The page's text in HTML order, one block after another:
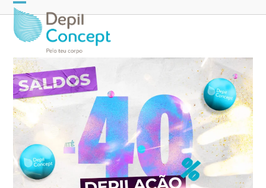
Open
mobile
menu
Close
mobile
menu